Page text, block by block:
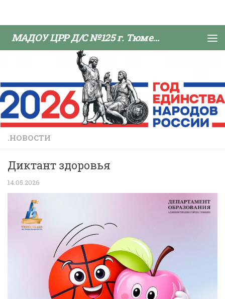
МАДОУ ЦРР Д/С №125 г. Тюмени
.НОВОСТИ
Диктант здоровья
14.05.2026